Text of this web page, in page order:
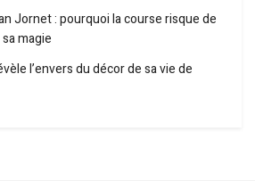
Jornet : pourquoi la course risque de
magie
l’envers du décor de sa vie de